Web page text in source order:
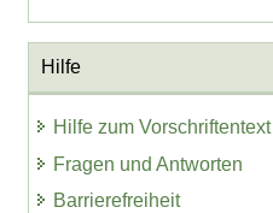
Hilfe
Hilfe zum Vorschriftentext
Fragen und Antworten
Barrierefreiheit